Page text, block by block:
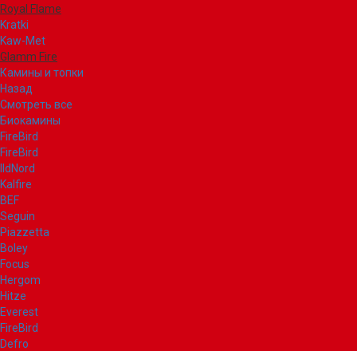
Royal Flame
Kratki
Kaw-Met
Glamm Fire
Камины и топки
Назад
Смотреть все
Биокамины
FireBird
FireBird
IldNord
Kalfire
BEF
Seguin
Piazzetta
Boley
Focus
Hergom
Hitze
Everest
FireBird
Defro